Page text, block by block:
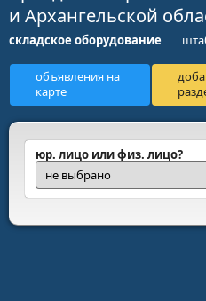
и Архангельской
складское оборудование
объявления на
карте
юр. лицо или физ. лицо?